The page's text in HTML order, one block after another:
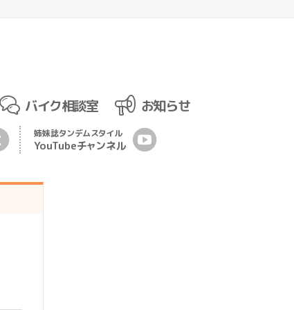
バイク相談室
お知らせ
姉妹誌タンデムスタイル
YouTubeチャンネル